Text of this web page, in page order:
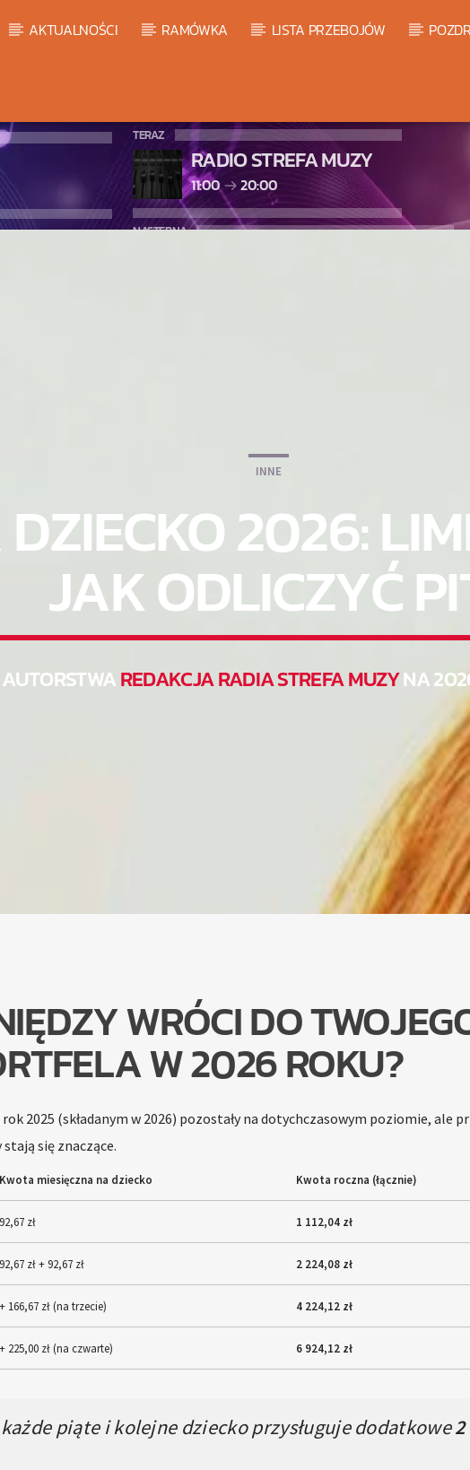
AKTUALNOŚCI RAMÓWKA LISTA PRZEBOJÓW
TERAZ
RADIO STREFA MUZY
11:00 20:00
NASTĘPNA
INNE
2026:
JAK ODLICZYĆ
AUTORSTWAREDAKCJA RADIA STREFA MUZYNA
WRÓCI DO
W 2026 ROKU?
2025 (składanym w 2026) pozostały na dotychczasowym poziomie, ale
się znaczące.
Kwota miesięczna na dziecko Kwota roczna (łącznie)
92,67 zł 1 112,04 zł
92,67 zł + 92,67 zł 2 224,08 zł
+ 166,67 zł (na trzecie) 4 224,12 zł
+ 225,00 zł (na czwarte) 6 924,12 zł
piąte i kolejne dziecko przysługuje dodatkowe2